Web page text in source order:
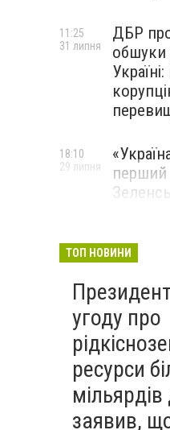
ДБР
обшуки
11:25
31 липня
перший
18:10
29 липня
29 липня
ТОП НОВИНИ
угоду про
ресурси
мільярдів
заявив,